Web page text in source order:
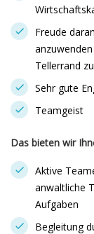
Freude
Tellerrand
Sehr gute
Teamgeist
Das bieten wir
Aktive
anwaltliche
Aufgaben
Begleitung